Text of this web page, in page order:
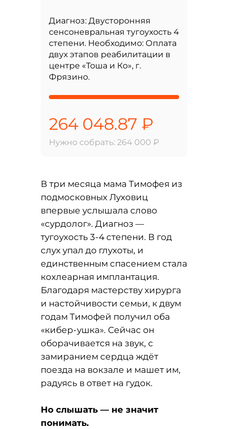
Диагноз: Двусторонняя
сенсоневральная тугоухость 4
степени. Необходимо: Оплата
двух этапов реабилитации в
центре «Тоша и Ко», г.
Фрязино.
264 048.87 ₽
Нужно собрать: 264 000 ₽
В три месяца мама Тимофея из
подмосковных Луховиц
впервые услышала слово
«сурдолог». Диагноз —
тугоухость 3-4 степени. В год
слух упал до глухоты, и
единственным спасением стала
кохлеарная имплантация.
Благодаря мастерству хирурга
и настойчивости семьи, к двум
годам Тимофей получил оба
«кибер-ушка». Сейчас он
оборачивается на звук, с
замиранием сердца ждёт
поезда на вокзале и машет им,
радуясь в ответ на гудок.
Но слышать — не значит
понимать.